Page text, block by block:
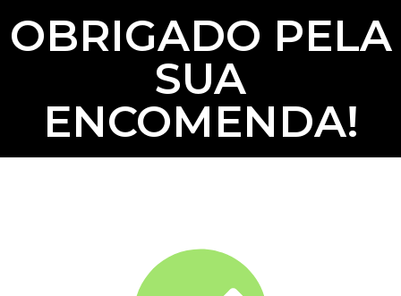
OBRIGADO PELA
SUA
ENCOMENDA!